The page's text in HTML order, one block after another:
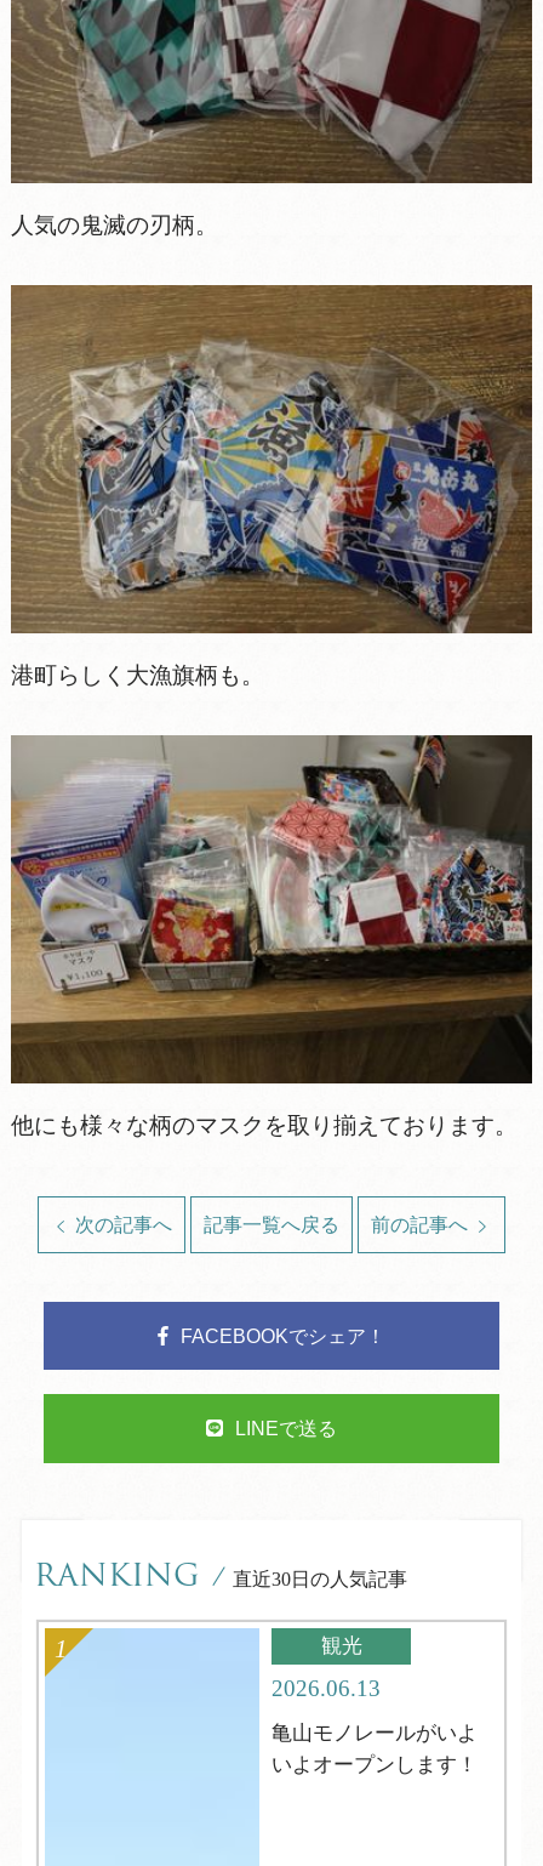
人気の鬼滅の刃柄。
港町らしく大漁旗柄も。
他にも様々な柄のマスクを取り揃えております。
次の記事へ 記事一覧へ戻る 前の記事へ
FACEBOOKでシェア！
LINEで送る
RANKING / 直近30日の人気記事
観光
2026.06.13
亀山モノレールがいよ
いよオープンします！